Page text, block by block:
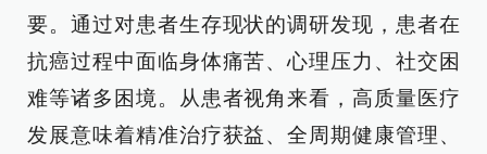
要。通过对患者生存现状的调研发现，患者在
抗癌过程中面临身体痛苦、心理压力、社交困
难等诸多困境。从患者视角来看，高质量医疗
发展意味着精准治疗获益、全周期健康管理、